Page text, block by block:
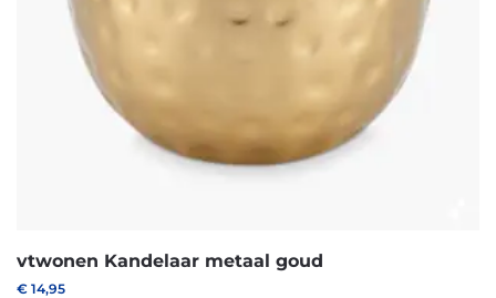
vtwonen Kandelaar metaal goud
€ 14,95